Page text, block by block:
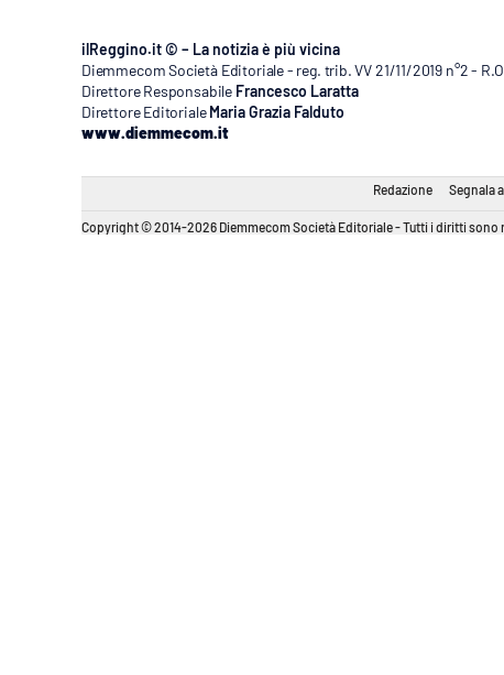
ilReggino.it © – La notizia è più vicina
Diemmecom Società Editoriale - reg. trib. VV 21/11/2019 n°2 -
Direttore Responsabile Francesco Laratta
Direttore Editoriale Maria Grazia Falduto
www.diemmecom.it
Redazione Segnala
Copyright © 2014-2026 Diemmecom Società Editoriale - Tutti i diritti sono